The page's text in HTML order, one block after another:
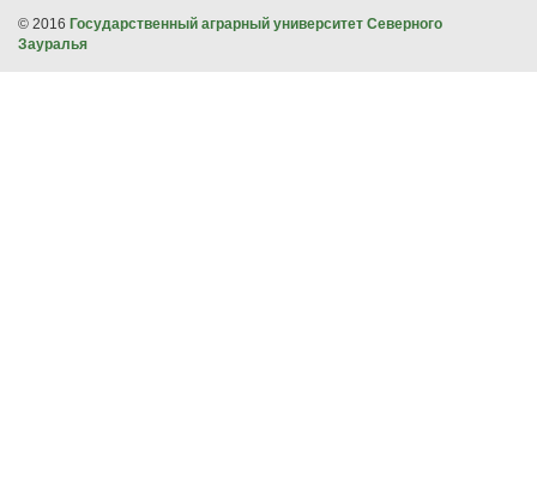
© 2016 Государственный аграрный университет Северного
Зауралья